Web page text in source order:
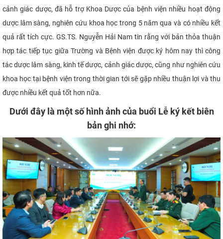
cảnh giác dược, đã hỗ trợ Khoa Dược của bệnh viện nhiều hoạt động
dược lâm sàng, nghiên cứu khoa học trong 5 năm qua và có nhiều kết
quả rất tích cực. GS.TS. Nguyễn Hải Nam tin rằng với bản thỏa thuận
hợp tác tiếp tục giữa Trường và Bệnh viện được ký hôm nay thì công
tác dược lâm sàng, kinh tế dược, cảnh giác dược, cũng như nghiên cứu
khoa học tại bệnh viện trong thời gian tới sẽ gặp nhiều thuận lợi và thu
được nhiều kết quả tốt hơn nữa.
Dưới đây là một số hình ảnh của buổi Lễ ký kết biên
bản ghi nhớ: